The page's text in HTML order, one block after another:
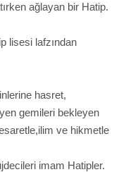
ağlayan bir Hatip.
lisesi lafzından
hasret,
gemileri bekleyen
ve hikmetle
imam Hatipler.